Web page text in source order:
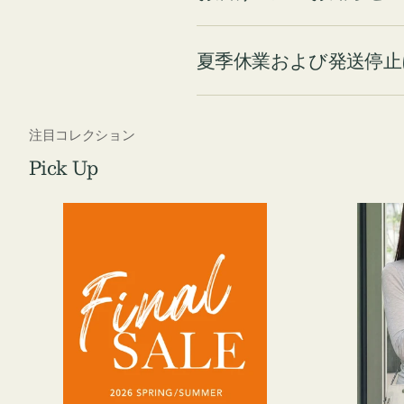
夏季休業および発送停
注目コレクション
Pick Up